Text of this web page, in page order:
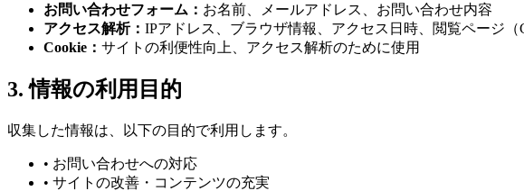
お問い合わせフォーム： お名前、メールアドレス、お問い合わせ内容
アクセス解析： IPアドレス、ブラウザ情報、アクセス日時、閲覧ページ（
Cookie： サイトの利便性向上、アクセス解析のために使用
3. 情報の利用目的
収集した情報は、以下の目的で利用します。
• お問い合わせへの対応
• サイトの改善・コンテンツの充実